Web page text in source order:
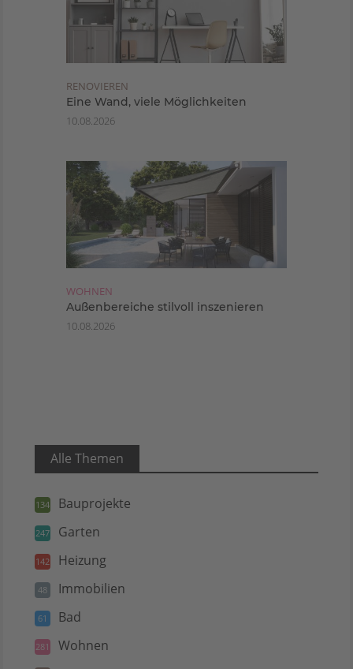
RENOVIEREN
Eine Wand, viele Möglichkeiten
10.08.2026
WOHNEN
Außenbereiche stilvoll inszenieren
10.08.2026
Alle Themen
134 Bauprojekte
247 Garten
142 Heizung
48 Immobilien
61 Bad
281
Wohnen